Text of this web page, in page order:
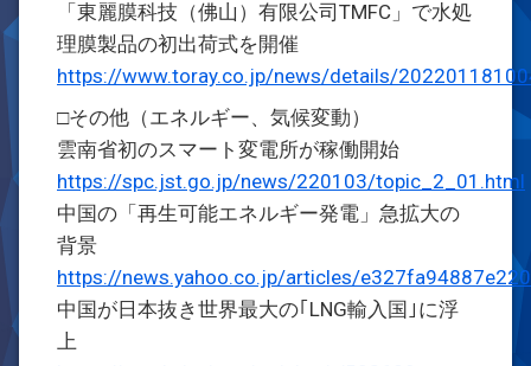
「東麗膜科技（佛山）有限公司TMFC」で水処
理膜製品の初出荷式を開催
https://www.toray.co.jp/news/details/
□その他（エネルギー、気候変動）
雲南省初のスマート変電所が稼働開始
https://spc.jst.go.jp/news/220103/topic_2_01.html
中国の「再生可能エネルギー発電」急拡大の
背景
https://news.yahoo.co.jp/articles/
中国が日本抜き世界最大の｢LNG輸入国｣に浮
上